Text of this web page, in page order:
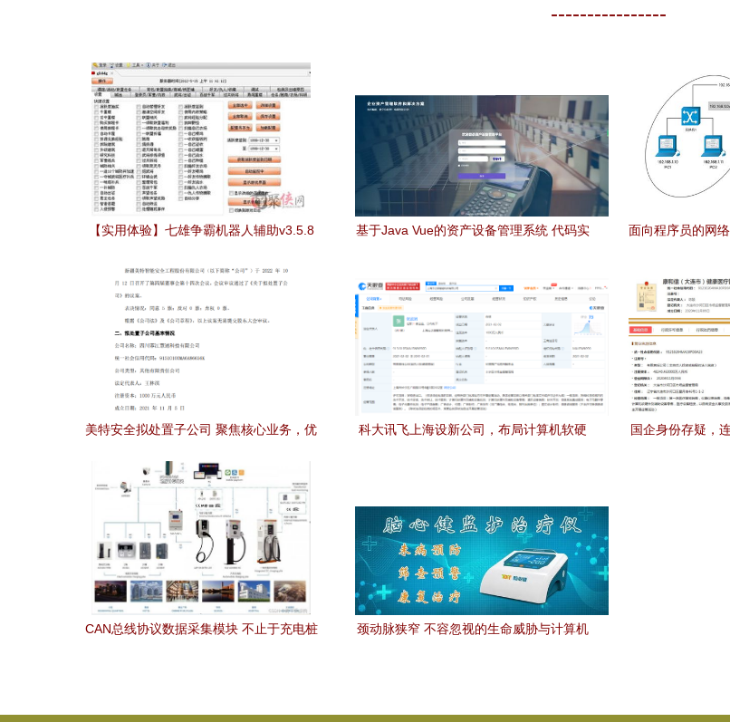
----------------
【实用体验】七雄争霸机器人辅助v3.5.8
基于Java Vue的资产设备管理系统 代码实
助设备零售场景
面向程序员的网
美特安全拟处置子公司 聚焦核心业务，优
科大讯飞上海设新公司，布局计算机软硬
国企身份存疑，
CAN总线协议数据采集模块 不止于充电桩
颈动脉狭窄 不容忽视的生命威胁与计算机